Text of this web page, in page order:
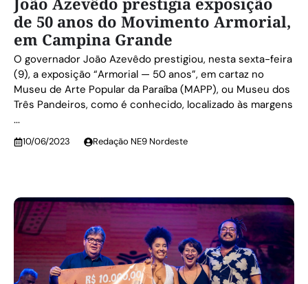
de 50 anos do Movimento Armorial,
em Campina Grande
O governador João Azevêdo prestigiou, nesta sexta-feira
(9), a exposição “Armorial — 50 anos”, em cartaz no
Museu de Arte Popular da Paraíba (MAPP), ou Museu dos
Três Pandeiros, como é conhecido, localizado às margens
...
10/06/2023 Redação NE9 Nordeste